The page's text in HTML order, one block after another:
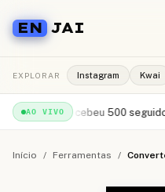
EN JAI
EXPLORAR Instagram Kwai
AO VIVO
S. recebeu 500 seguidores
Início / Ferramentas /